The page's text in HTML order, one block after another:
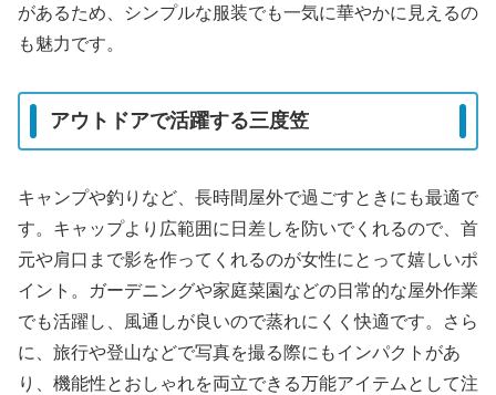
があるため、シンプルな服装でも一気に華やかに見えるの
も魅力です。
アウトドアで活躍する三度笠
キャンプや釣りなど、長時間屋外で過ごすときにも最適で
す。キャップより広範囲に日差しを防いでくれるので、首
元や肩口まで影を作ってくれるのが女性にとって嬉しいポ
イント。ガーデニングや家庭菜園などの日常的な屋外作業
でも活躍し、風通しが良いので蒸れにくく快適です。さら
に、旅行や登山などで写真を撮る際にもインパクトがあ
り、機能性とおしゃれを両立できる万能アイテムとして注